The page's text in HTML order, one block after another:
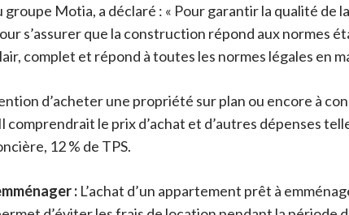
Motia, a déclaré : « Pour garantir la qualité
s’assurer que la construction répond aux normes
complet et répond à toutes les normes légales en
d’acheter une propriété sur plan ou encore à
comprendrait le prix d’achat et d’autres dépenses
12 % de TPS.
: L’achat d’un appartement prêt à